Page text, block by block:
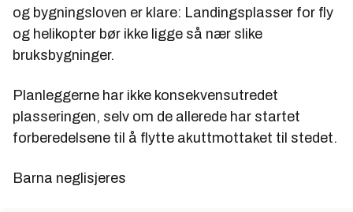
og bygningsloven er klare: Landingsplasser for fly
og helikopter bør ikke ligge så nær slike
bruksbygninger.
Planleggerne har ikke konsekvensutredet
plasseringen, selv om de allerede har startet
forberedelsene til å flytte akuttmottaket til stedet.
Barna neglisjeres